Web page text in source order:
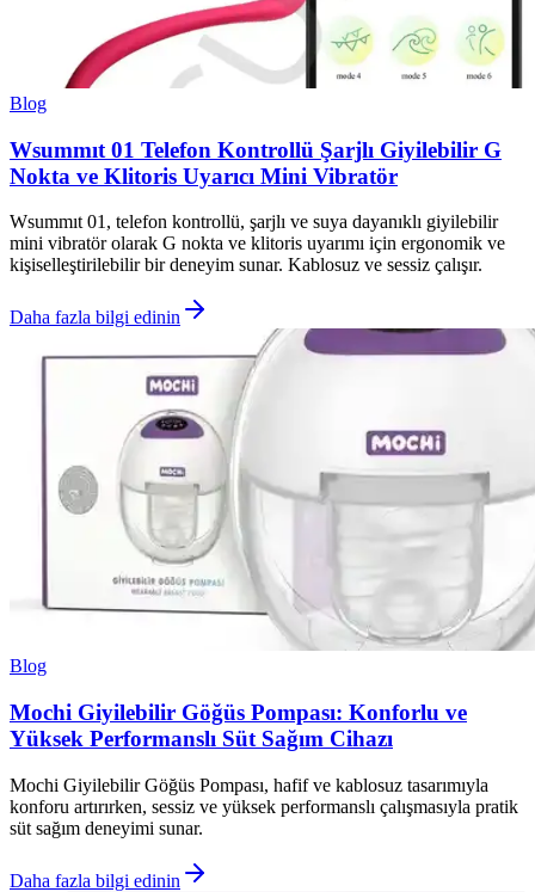
Blog
Wsummıt 01 Telefon Kontrollü Şarjlı Giyilebilir G
Nokta ve Klitoris Uyarıcı Mini Vibratör
Wsummıt 01, telefon kontrollü, şarjlı ve suya dayanıklı giyilebilir
mini vibratör olarak G nokta ve klitoris uyarımı için ergonomik ve
kişiselleştirilebilir bir deneyim sunar. Kablosuz ve sessiz çalışır.
Daha fazla bilgi edinin
Blog
Mochi Giyilebilir Göğüs Pompası: Konforlu ve
Yüksek Performanslı Süt Sağım Cihazı
Mochi Giyilebilir Göğüs Pompası, hafif ve kablosuz tasarımıyla
konforu artırırken, sessiz ve yüksek performanslı çalışmasıyla pratik
süt sağım deneyimi sunar.
Daha fazla bilgi edinin